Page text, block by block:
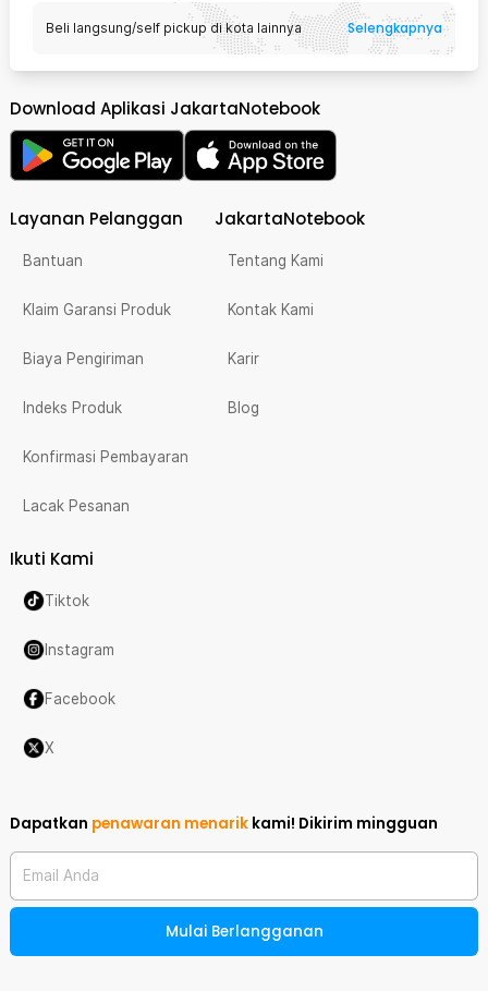
Beli langsung/self pickup di kota lainnya Selengkapnya
Download Aplikasi JakartaNotebook
Layanan Pelanggan
Bantuan
Klaim Garansi Produk
Biaya Pengiriman
Indeks Produk
Konfirmasi Pembayaran
Lacak Pesanan
JakartaNotebook
Tentang Kami
Kontak Kami
Karir
Blog
Ikuti Kami
Tiktok
Instagram
Facebook
X
Dapatkan penawaran menarik kami! Dikirim mingguan
Email Anda
Mulai Berlangganan